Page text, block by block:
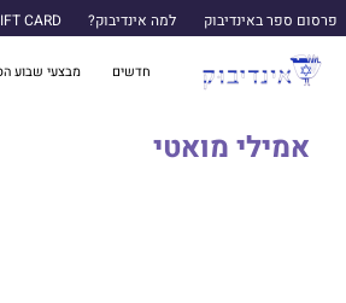
פרסום ספר באינדיבוק למה אינדיבוק? CARD
חדשים מבצעי שבוע הספר
אמילי מואטי